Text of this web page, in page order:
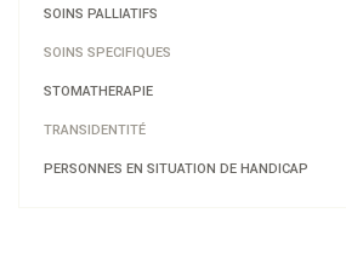
SOINS PALLIATIFS
SOINS SPECIFIQUES
STOMATHERAPIE
TRANSIDENTITÉ
PERSONNES EN SITUATION DE HANDICAP